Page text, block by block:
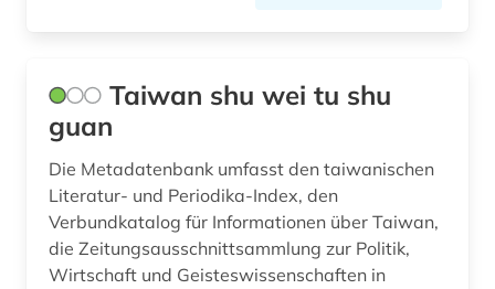
Taiwan shu wei tu shu
guan
Die Metadatenbank umfasst den taiwanischen
Literatur- und Periodika-Index, den
Verbundkatalog für Informationen über Taiwan,
die Zeitungsausschnittsammlung zur Politik,
Wirtschaft und Geisteswissenschaften in